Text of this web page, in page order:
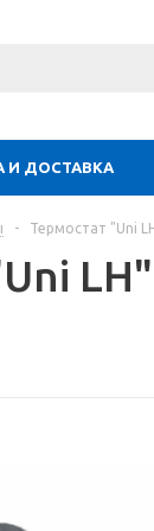
И ДОСТАВКА
- Термостат "Uni